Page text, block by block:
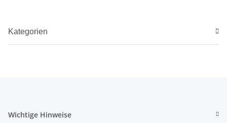
Kategorien
Wichtige Hinweise